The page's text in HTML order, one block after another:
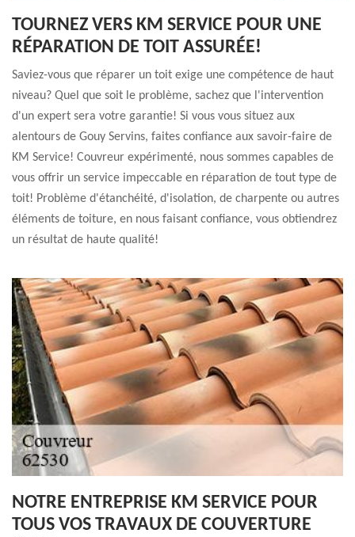
TOURNEZ VERS KM SERVICE POUR UNE
RÉPARATION DE TOIT ASSURÉE!
Saviez-vous que réparer un toit exige une compétence de haut
niveau? Quel que soit le problème, sachez que l'intervention
d'un expert sera votre garantie! Si vous vous situez aux
alentours de Gouy Servins, faites confiance aux savoir-faire de
KM Service! Couvreur expérimenté, nous sommes capables de
vous offrir un service impeccable en réparation de tout type de
toit! Problème d'étanchéité, d'isolation, de charpente ou autres
éléments de toiture, en nous faisant confiance, vous obtiendrez
un résultat de haute qualité!
NOTRE ENTREPRISE KM SERVICE POUR
TOUS VOS TRAVAUX DE COUVERTURE